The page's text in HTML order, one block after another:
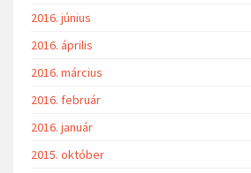
2016. június
2016. április
2016. március
2016. február
2016. január
2015. október